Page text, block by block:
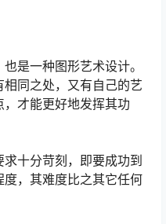
是一种图形艺术设计。
同之处，又有自己的艺
才能更好地发挥其功
十分苛刻，即要成功到
，其难度比之其它任何